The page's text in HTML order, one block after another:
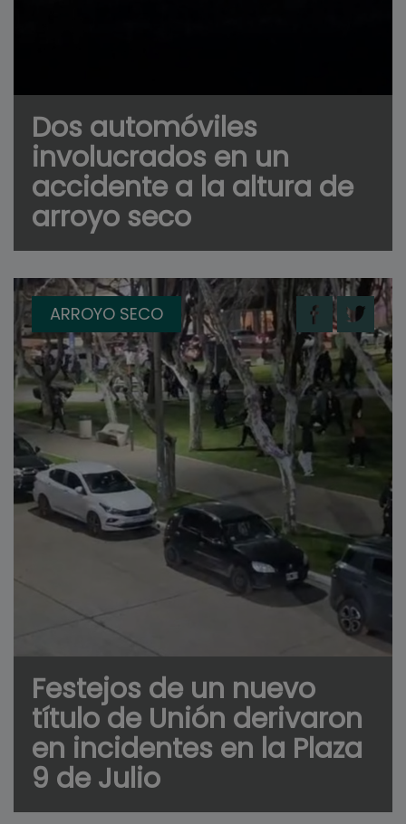
Dos automóviles
involucrados en un
accidente a la altura de
arroyo seco
ARROYO SECO
Festejos de un nuevo
título de Unión derivaron
en incidentes en la Plaza
9 de Julio